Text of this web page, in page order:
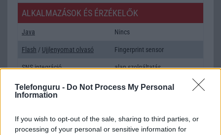
Telefonguru - Do Not Process My Personal
Information
If you wish to opt-out of the sale, sharing to third parties, or
processing of your personal or sensitive information for
ALKALMAZÁSOK ÉS ÉRZÉKELŐK
Java Nincs
Flash / Ujjlenyomat olvasó Fingerprint sensor
SNS integráció alap szolgáltatás
Organizer alap szolgáltatás
Office alkalmazások alap szolgáltatás